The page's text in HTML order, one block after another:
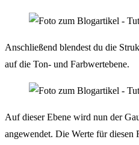
Anschließend blendest du die
auf die Ton- und Farbwertebene.
Auf dieser Ebene wird nun der
angewendet. Die Werte für diesen